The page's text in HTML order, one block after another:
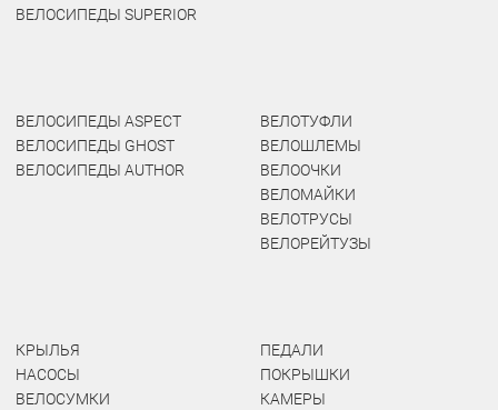
ВЕЛОСИПЕДЫ SUPERIOR
ВЕЛОСИПЕДЫ ASPECT
ВЕЛОСИПЕДЫ GHOST
ВЕЛОСИПЕДЫ AUTHOR
ВЕЛОТУФЛИ
ВЕЛОШЛЕМЫ
ВЕЛООЧКИ
ВЕЛОМАЙКИ
ВЕЛОТРУСЫ
ВЕЛОРЕЙТУЗЫ
КРЫЛЬЯ
НАСОСЫ
ВЕЛОСУМКИ
ПЕДАЛИ
ПОКРЫШКИ
КАМЕРЫ